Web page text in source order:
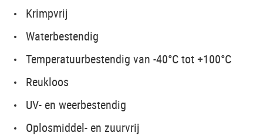
Krimpvrij
Waterbestendig
Temperatuurbestendig van -40°C tot +100°C
Reukloos
UV- en weerbestendig
Oplosmiddel- en zuurvrij